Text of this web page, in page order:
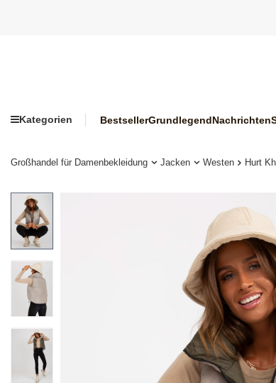
Kategorien BestsellerGrundlegendNachrichten
Großhandel für Damenbekleidung Jacken Westen Hurt